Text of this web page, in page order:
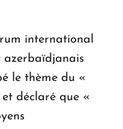
international
azerbaïdjanais
le thème du «
déclaré que «